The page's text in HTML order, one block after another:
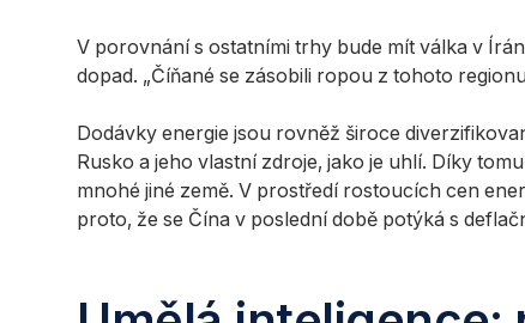
V porovnání s ostatními trhy bude mít válka v
dopad. „Číňané se zásobili ropou z tohoto
Dodávky energie jsou rovněž široce
Rusko a jeho vlastní zdroje, jako je uhlí. Díky
mnohé jiné země. V prostředí rostoucích cen
proto, že se Čína v poslední době potýká s